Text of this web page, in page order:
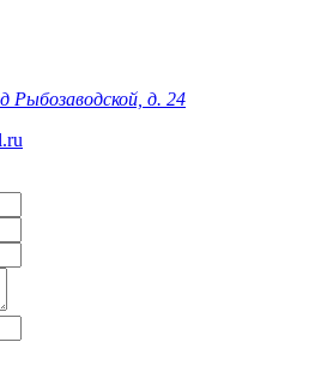
Рыбозаводской, д. 24